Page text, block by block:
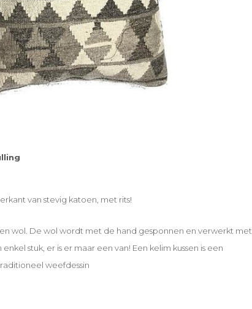
van stevig katoen, met rits!
wol. De wol wordt met de hand gesponnen en verwerkt met
stuk, er is er maar een van! Een kelim kussen is een
weefdessin